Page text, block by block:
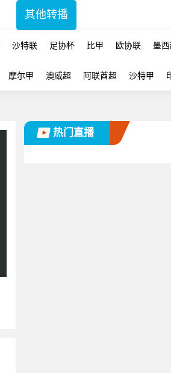
其他转播
沙特联 足协杯 比甲 欧协联 墨西
摩尔甲 澳威超 阿联酋超 沙特甲
热门直播